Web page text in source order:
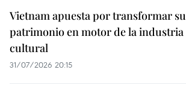
Vietnam apuesta por transformar su
patrimonio en motor de la industria
cultural
31/07/2026 20:15